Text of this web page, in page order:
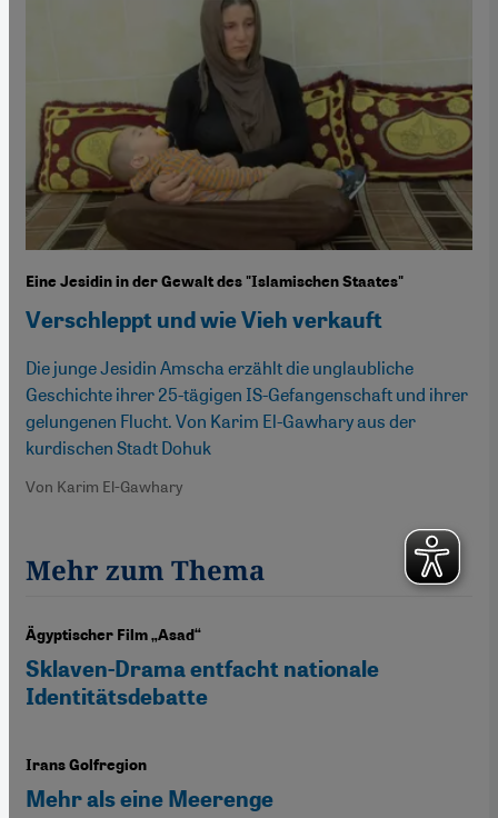
Eine Jesidin in der Gewalt des "Islamischen Staates"
Verschleppt und wie Vieh verkauft
Die junge Jesidin Amscha erzählt die unglaubliche
Geschichte ihrer 25-tägigen IS-Gefangenschaft und ihrer
gelungenen Flucht. Von Karim El-Gawhary aus der
kurdischen Stadt Dohuk
Von Karim El-Gawhary
Mehr zum Thema
Ägyptischer Film „Asad“
Sklaven-Drama entfacht nationale
Identitätsdebatte
Irans Golfregion
Mehr als eine Meerenge